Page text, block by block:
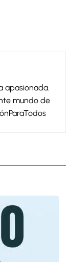
apasionada.
mundo de